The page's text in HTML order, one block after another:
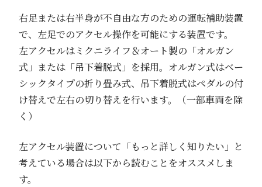
右足または右半身が不自由な方のための運転補助装置
で、左足でのアクセル操作を可能にする装置です。
左アクセルはミクニライフ＆オート製の「オルガン
式」または「吊下着脱式」を採用。オルガン式はベー
シックタイプの折り畳み式、吊下着脱式はペダルの付
け替えで左右の切り替えを行います。（一部車両を除
く）
左アクセル装置について「もっと詳しく知りたい」と
考えている場合は以下から読むことをオススメしま
す。